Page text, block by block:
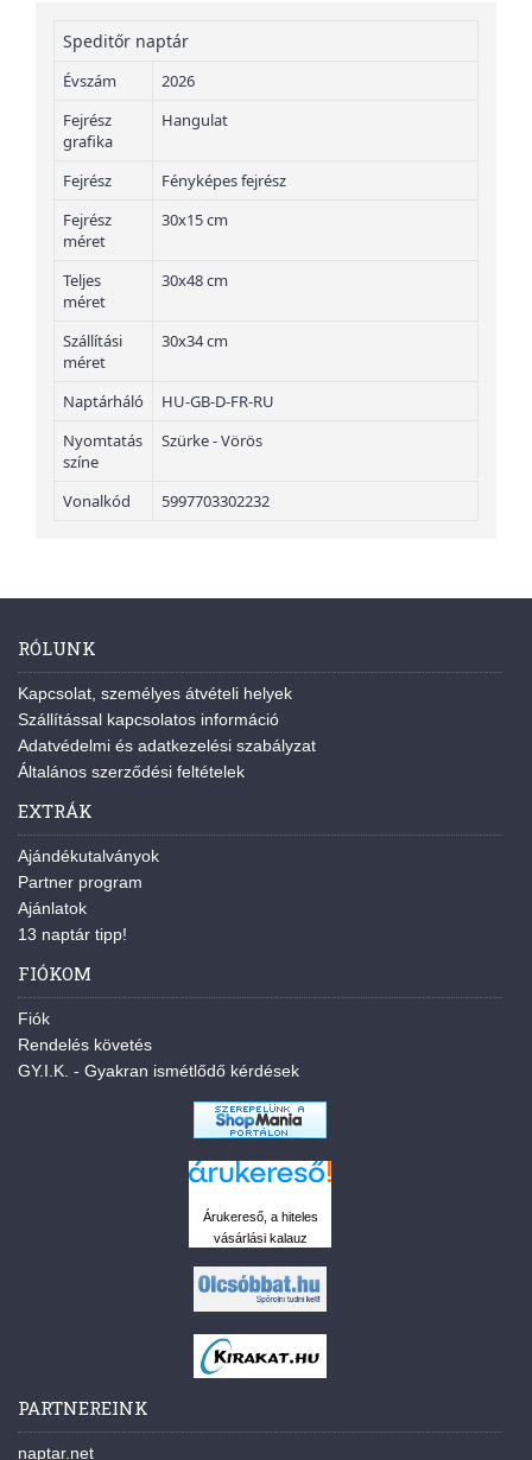
Speditőr naptár
Évszám
2026
Fejrész
grafika
Hangulat
Fejrész
Fényképes fejrész
Fejrész
méret
30x15 cm
Teljes
méret
30x48 cm
Szállítási
méret
30x34 cm
Naptárháló
HU-GB-D-FR-RU
Nyomtatás
színe
Szürke - Vörös
Vonalkód 5997703302232
RÓLUNK
Kapcsolat, személyes átvételi helyek
Szállítással kapcsolatos információ
Adatvédelmi és adatkezelési szabályzat
Általános szerződési feltételek
EXTRÁK
Ajándékutalványok
Partner program
Ajánlatok
13 naptár tipp!
FIÓKOM
Fiók
Rendelés követés
GY.I.K. - Gyakran ismétlődő kérdések
Árukereső, a hiteles
vásárlási kalauz
PARTNEREINK
naptar.net